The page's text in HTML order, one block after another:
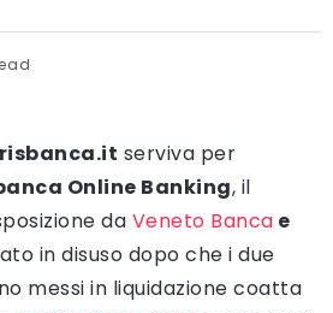
serviva per
Online Banking, il
da Veneto Banca e
in disuso dopo che i due
messi in liquidazione coatta